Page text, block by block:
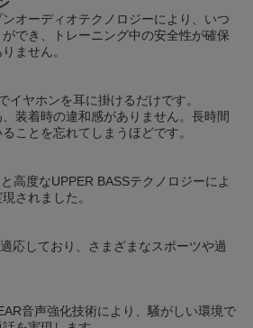
オーディオテクノロジーにより、いつ
でき、トレーニング中の安全性が確保
ません。
イヤホンを耳に掛けるだけです。
装着時の違和感がありません。長時間
ことを忘れてしまうほどです。
高度なUPPER BASSテクノロジーによ
されました。
応しており、さまざまなスポーツや過
音声強化技術により、騒がしい環境で